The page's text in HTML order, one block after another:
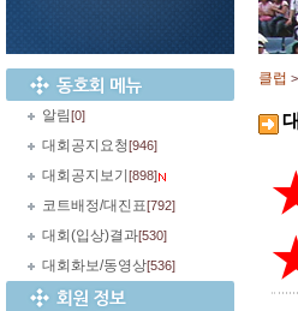
알림[0]
대회공지요청[946]
대회공지보기 [898]
코트배정/대진표[792]
대회(입상)결과[530]
대회화보/동영상[536]
클럽